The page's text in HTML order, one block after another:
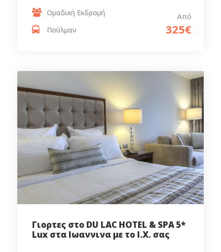
Από
325€
Ομαδική Εκδρομή
Πούλμαν
Γιορτες στο DU LAC HOTEL & SPA 5*
Lux στα Ιωαννινα με το Ι.Χ. σας